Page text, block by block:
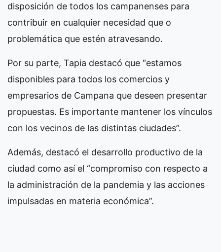
disposición de todos los campanenses para
contribuir en cualquier necesidad que o
problemática que estén atravesando.
Por su parte, Tapia destacó que “estamos
disponibles para todos los comercios y
empresarios de Campana que deseen presentar
propuestas. Es importante mantener los vínculos
con los vecinos de las distintas ciudades”.
Además, destacó el desarrollo productivo de la
ciudad como así el “compromiso con respecto a
la administración de la pandemia y las acciones
impulsadas en materia económica”.